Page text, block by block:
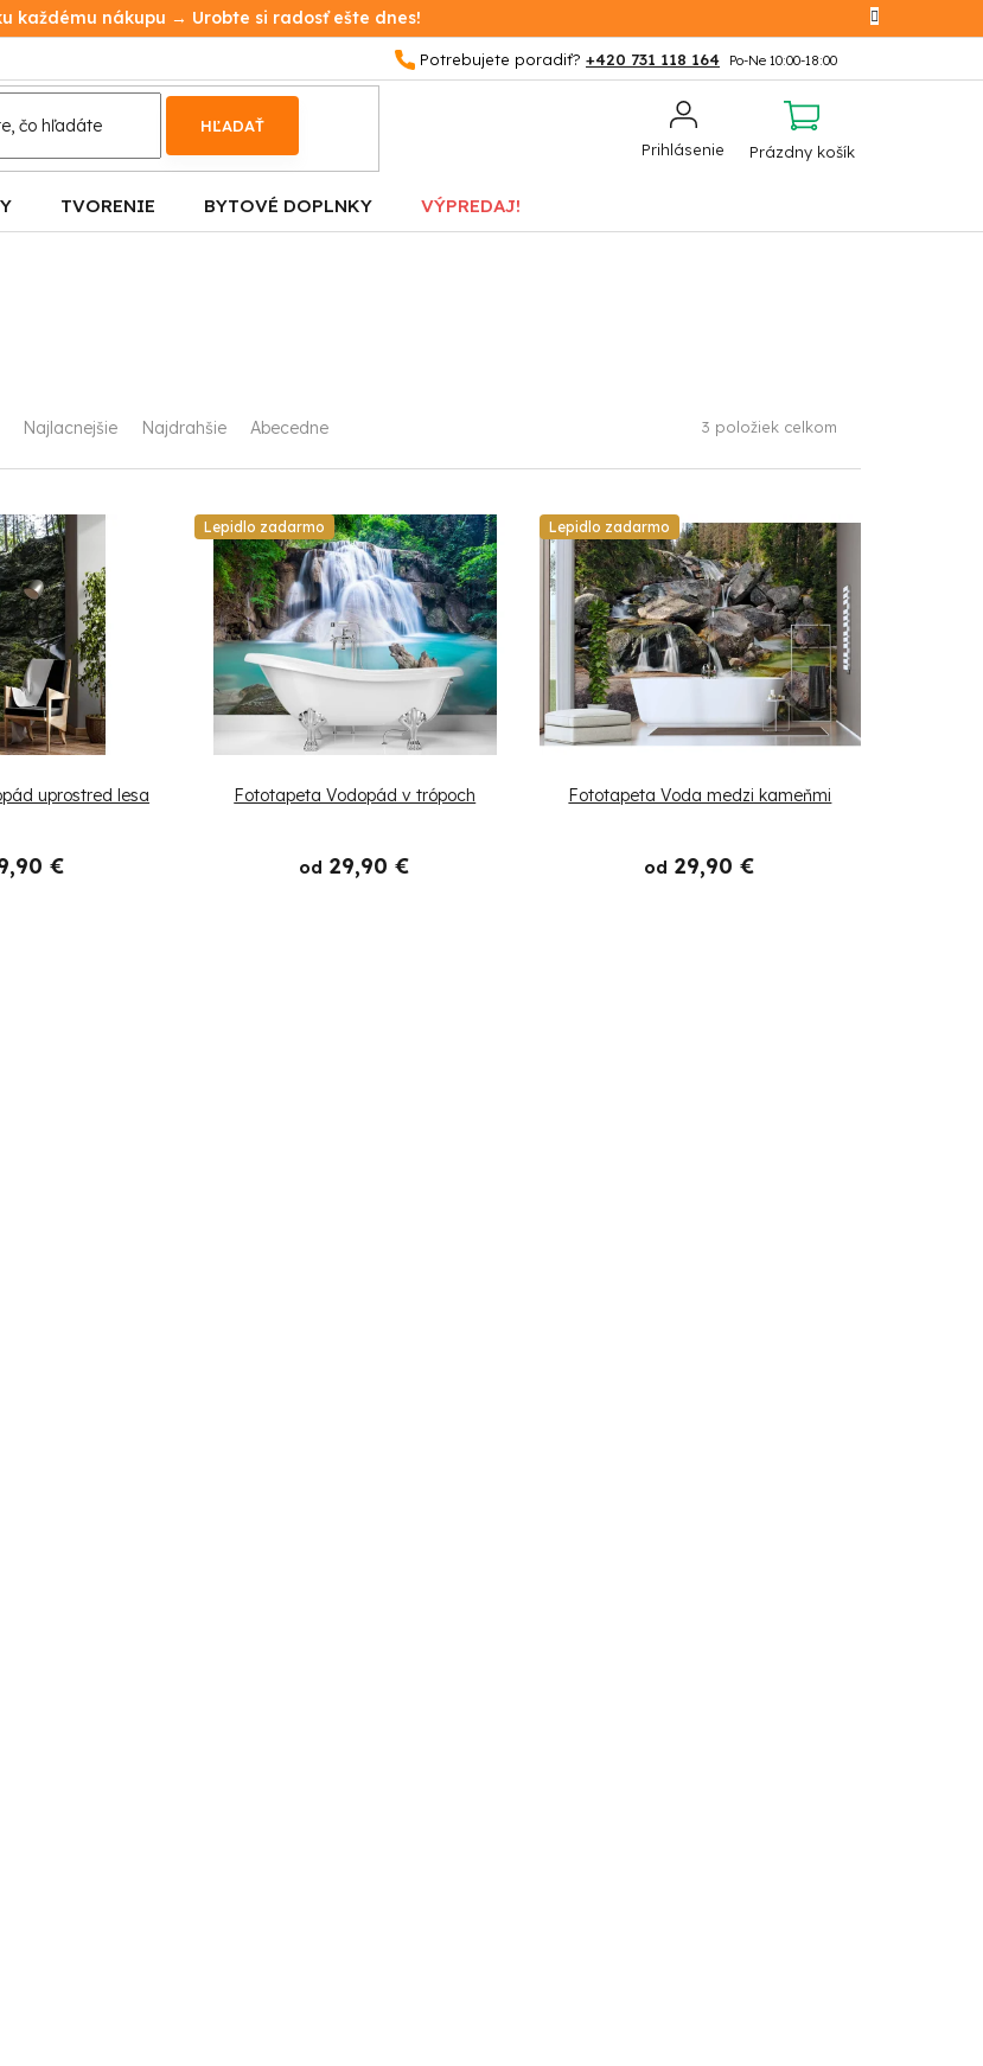
každému nákupu → Urobte si radosť ešte dnes!
+420 731 118 164
Prihlásenie
HĽADAŤ
NÁKUPNÝ
Prázdny košík
TVORENIE BYTOVÉ DOPLNKY VÝPREDAJ!
Najlacnejšie Najdrahšie Abecedne 3 položiek celkom
uprostred lesa
€
Lepidlo zadarmo
Fototapeta Vodopád v trópoch
od 29,90 €
Lepidlo zadarmo
Fototapeta Voda medzi kameňmi
od 29,90 €